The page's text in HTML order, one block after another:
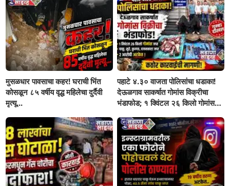
मुसळधार पावसाचा कहर! घराची भिंत
कोसळून ८५ वर्षीय वृद्ध महिलेचा दुर्दैवी
मृत्यू...
पहाटे ४.३० वाजता पोलिसांचा धडाका!
देऊळगाव साकर्षात गोमांस विक्रीचा
भंडाफोड; १ क्विंटल २६ किलो गोमांस